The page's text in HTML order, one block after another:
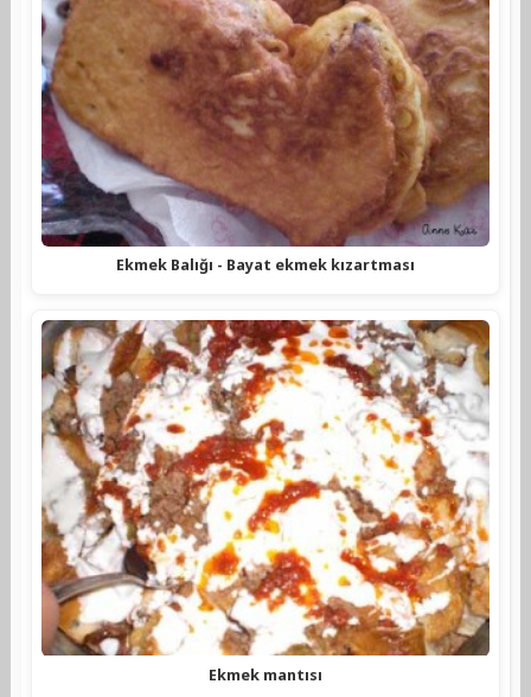
Ekmek Balığı - Bayat ekmek kızartması
Ekmek mantısı